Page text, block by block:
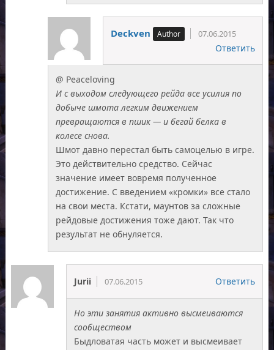
Deckven 07.06.2015
Ответить
@ Peaceloving
И с выходом следующего рейда все усилия по
добыче шмота легким движением
превращаются в пшик — и бегай белка в
колесе снова.
Шмот давно перестал быть самоцелью в игре.
Это действительно средство. Сейчас
значение имеет вовремя полученное
достижение. С введением «кромки» все стало
на свои места. Кстати, маунтов за сложные
рейдовые достижения тоже дают. Так что
результат не обнуляется.
Jurii 07.06.2015 Ответить
Но эти занятия активно высмеиваются
сообществом
Быдловатая часть может и высмеивает